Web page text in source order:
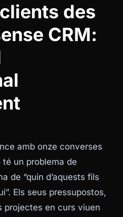
des
CRM:
amb onze converses
un problema de
de “quin d’aquests fils
Els seus pressupostos,
projectes en curs viuen